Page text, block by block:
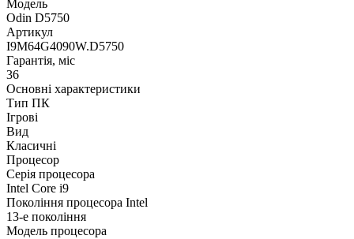
Модель
Odin D5750
Артикул
I9M64G4090W.D5750
Гарантія, міс
36
Основні характеристики
Тип ПК
Ігрові
Вид
Класичні
Процесор
Серія процесора
Intel Core i9
Покоління процесора Intel
13-е покоління
Модель процесора